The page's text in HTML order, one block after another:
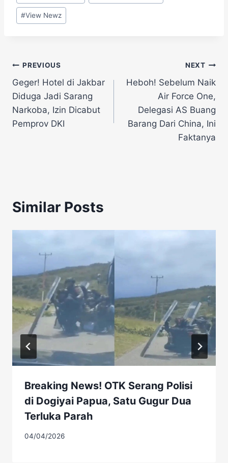
#View Newz
Navigasi
pos
PREVIOUS
Geger! Hotel di Jakbar
Diduga Jadi Sarang
Narkoba, Izin Dicabut
Pemprov DKI
NEXT
Heboh! Sebelum Naik
Air Force One,
Delegasi AS Buang
Barang Dari China, Ini
Faktanya
Similar Posts
Breaking News! OTK Serang Polisi
di Dogiyai Papua, Satu Gugur Dua
Terluka Parah
04/04/2026